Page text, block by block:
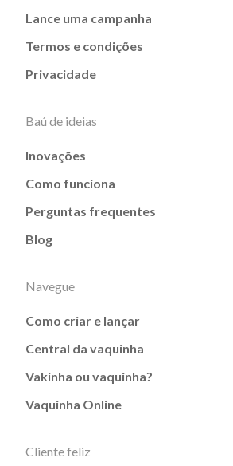
Lance uma campanha
Termos e condições
Privacidade
Baú de ideias
Inovações
Como funciona
Perguntas frequentes
Blog
Navegue
Como criar e lançar
Central da vaquinha
Vakinha ou vaquinha?
Vaquinha Online
Cliente feliz